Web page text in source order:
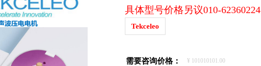
需要咨询价格： ¥ 101010101.00
具体型号价格另议010-62360224
Tekceleo